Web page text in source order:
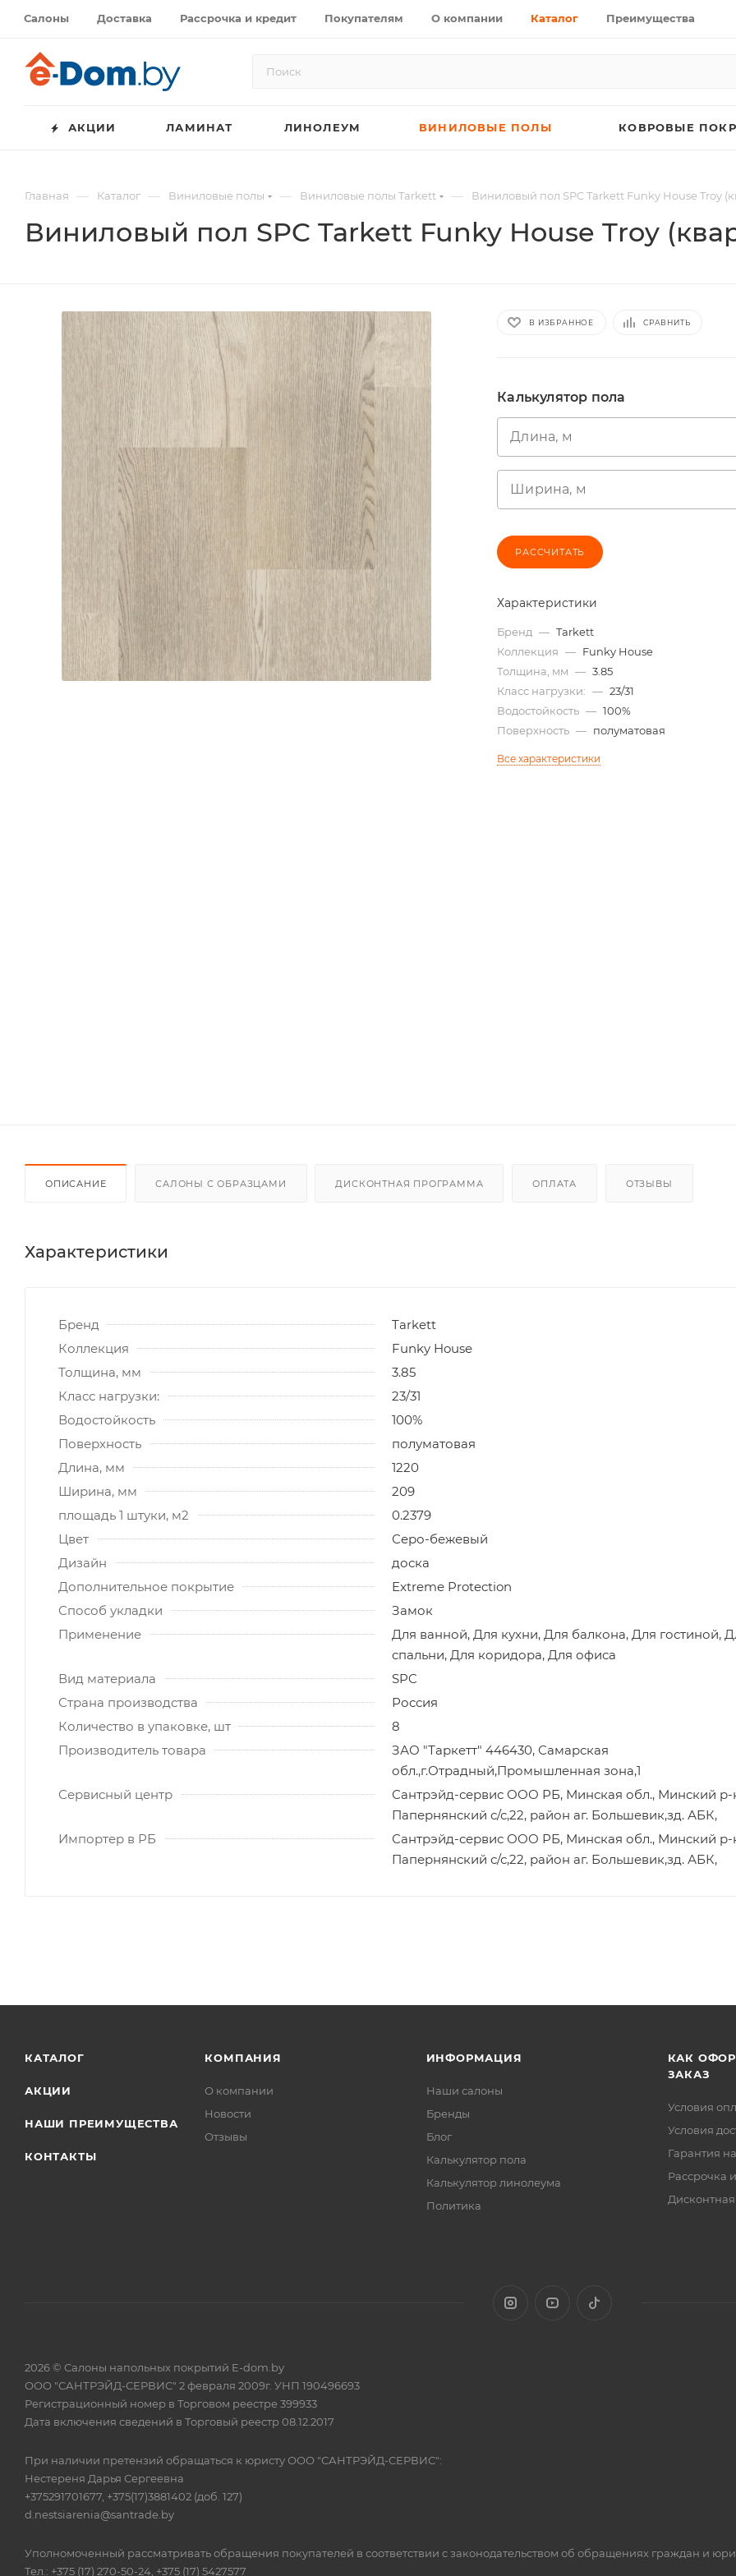
Салоны Доставка Рассрочка и кредит Покупателям О компании Каталог Преимущества
АКЦИИ ЛАМИНАТ ЛИНОЛЕУМ ВИНИЛОВЫЕ ПОЛЫ КОВРОВЫЕ
Главная — Каталог — Виниловые полы — Виниловые полы Tarkett — Виниловый пол SPC Tarkett Funky House Troy
Виниловый пол SPC Tarkett Funky House Troy
В ИЗБРАННОЕ СРАВНИТЬ
Калькулятор пола
Длина, м
Ширина, м
РАССЧИТАТЬ
Характеристики
Бренд — Tarkett
Коллекция — Funky House
Толщина, мм — 3.85
Класс нагрузки: — 23/31
Водостойкость — 100%
Поверхность — полуматовая
Все характеристики
ОПИСАНИЕ САЛОНЫ С ОБРАЗЦАМИ ДИСКОНТНАЯ ПРОГРАММА ОПЛАТА ОТЗЫВЫ
Характеристики
Бренд
Tarkett
Коллекция
Funky House
Толщина, мм
3.85
Класс нагрузки:
23/31
Водостойкость
100%
Поверхность
полуматовая
Длина, мм
1220
Ширина, мм
209
площадь 1 штуки, м2
0.2379
Цвет
Серо-бежевый
Дизайн
доска
Дополнительное покрытие
Extreme Protection
Способ укладки
Замок
Применение
Для ванной, Для кухни, Для балкона, Для гостиной,
спальни, Для коридора, Для офиса
Вид материала
SPC
Страна производства
Россия
Количество в упаковке, шт
8
Производитель товара
ЗАО "Таркетт" 446430, Самарская
обл.,г.Отрадный,Промышленная зона,1
Сервисный центр
Сантрэйд-сервис ООО РБ, Минская обл., Минский р-
Папернянский с/с,22, район аг. Большевик,зд. АБК,
Импортер в РБ
Сантрэйд-сервис ООО РБ, Минская обл., Минский р-
Папернянский с/с,22, район аг. Большевик,зд. АБК,
КАТАЛОГ
АКЦИИ
НАШИ ПРЕИМУЩЕСТВА
КОНТАКТЫ
КОМПАНИЯ
О компании
Новости
Отзывы
ИНФОРМАЦИЯ
Наши салоны
Бренды
Блог
Калькулятор пола
Калькулятор линолеума
Политика
КАК
ЗАКАЗ
Условия
Условия
Гарантия
Рассрочка
2026 © Салоны напольных покрытий E-dom.by
ООО "САНТРЭЙД-СЕРВИС" 2 февраля 2009г. УНП 190496693
Регистрационный номер в Торговом реестре 399933
Дата включения сведений в Торговый реестр 08.12.2017
При наличии претензий обращаться к юристу ООО "САНТРЭЙД-СЕРВИС":
Нестереня Дарья Сергеевна
+375291701677, +375(17)3881402 (доб. 127)
d.nestsiarenia@santrade.by
Уполномоченный рассматривать обращения покупателей в соответствии с законодательством об обращениях граждан и
Тел.: +375 (17) 270-50-24, +375 (17) 5427577